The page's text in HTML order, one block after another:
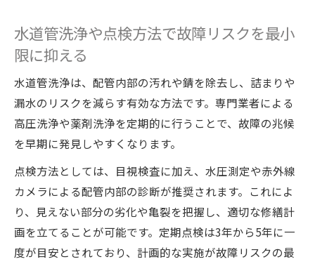
把握しよう
修繕費用を抑えるための水回りメンテナン
ス計画術
設備ごとの寿命比較で修繕の優先順位を決
める方法
費用見積もりのチェックポイントと賢い比
較検討
ガイドラインに基づく安心の水回りメンテナン
ス法
水道施設点検ガイドラインと水回りメンテ
ナンス基礎
水道管洗浄や点検方法で故障リスクを最小
限に抑える
水道管洗浄は、配管内部の汚れや錆を除去し、詰まりや
漏水のリスクを減らす有効な方法です。専門業者による
高圧洗浄や薬剤洗浄を定期的に行うことで、故障の兆候
を早期に発見しやすくなります。
点検方法としては、目視検査に加え、水圧測定や赤外線
カメラによる配管内部の診断が推奨されます。これによ
り、見えない部分の劣化や亀裂を把握し、適切な修繕計
画を立てることが可能です。定期点検は3年から5年に一
度が目安とされており、計画的な実施が故障リスクの最